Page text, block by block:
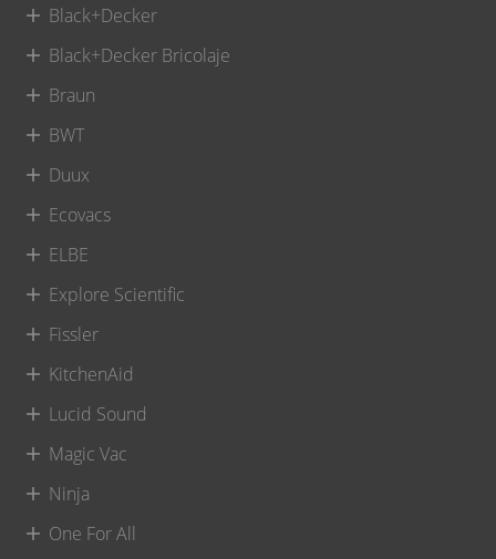
Black+Decker
Black+Decker Bricolaje
Braun
BWT
Duux
Ecovacs
ELBE
Explore Scientific
Fissler
KitchenAid
Lucid Sound
Magic Vac
Ninja
One For All